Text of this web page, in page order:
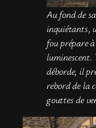
Au fond de
inquiétants,
fou prépare
déborde, il
rebord de la
gouttes de